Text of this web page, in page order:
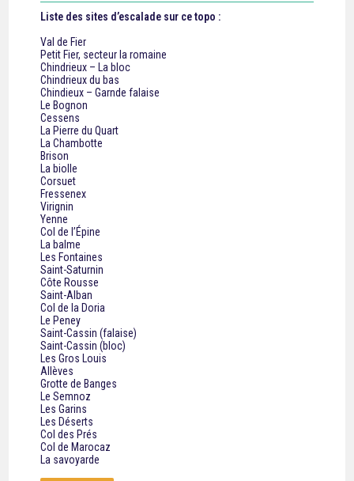
Liste des sites d’escalade sur ce topo :
Val de Fier
Petit Fier, secteur la romaine
Chindrieux – La bloc
Chindrieux du bas
Chindieux – Garnde falaise
Le Bognon
Cessens
La Pierre du Quart
La Chambotte
Brison
La biolle
Corsuet
Fressenex
Virignin
Yenne
Col de l’Épine
La balme
Les Fontaines
Saint-Saturnin
Côte Rousse
Saint-Alban
Col de la Doria
Le Peney
Saint-Cassin (falaise)
Saint-Cassin (bloc)
Les Gros Louis
Allèves
Grotte de Banges
Le Semnoz
Les Garins
Les Déserts
Col des Prés
Col de Marocaz
La savoyarde